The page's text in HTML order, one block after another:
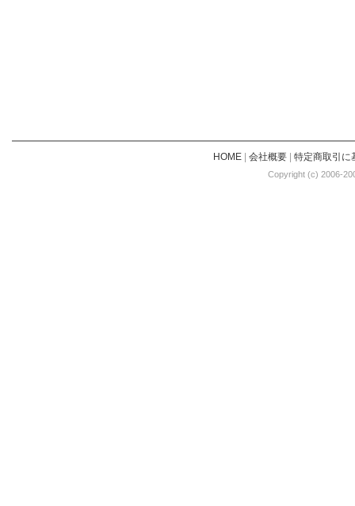
HOME| 会社概要| 特定商取引に
Copyright (c) 2006-